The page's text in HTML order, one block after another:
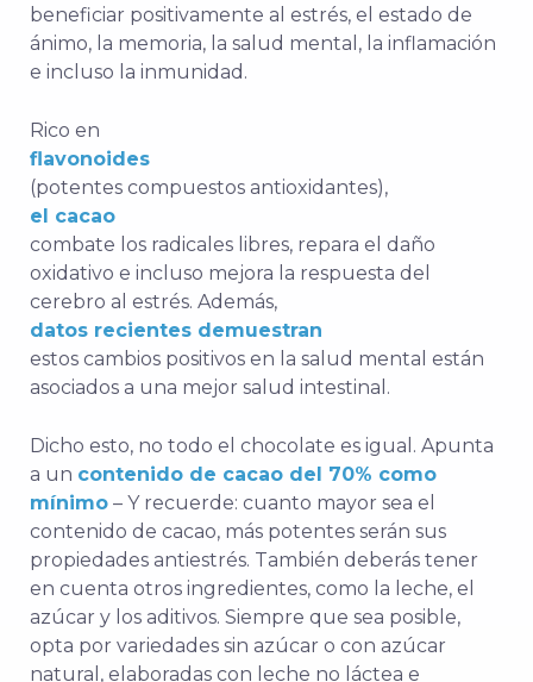
beneficiar positivamente al estrés, el estado de
ánimo, la memoria, la salud mental, la inflamación
e incluso la inmunidad.
Rico en
flavonoides
(potentes compuestos antioxidantes),
el cacao
combate los radicales libres, repara el daño
oxidativo e incluso mejora la respuesta del
cerebro al estrés. Además,
datos recientes demuestran
estos cambios positivos en la salud mental están
asociados a una mejor salud intestinal.
Dicho esto, no todo el chocolate es igual. Apunta
a un contenido de cacao del 70% como
mínimo – Y recuerde: cuanto mayor sea el
contenido de cacao, más potentes serán sus
propiedades antiestrés. También deberás tener
en cuenta otros ingredientes, como la leche, el
azúcar y los aditivos. Siempre que sea posible,
opta por variedades sin azúcar o con azúcar
natural, elaboradas con leche no láctea e